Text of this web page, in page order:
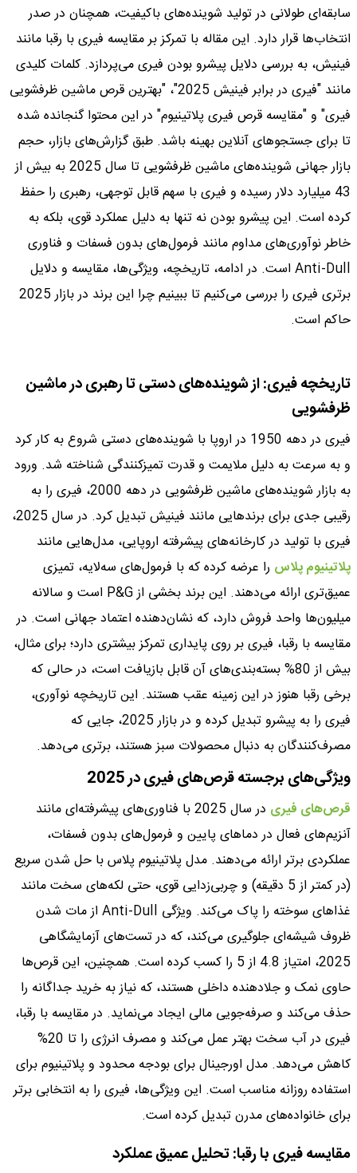
سابقه‌ای طولانی در تولید شوینده‌های باکیفیت، همچنان در صدر
انتخاب‌ها قرار دارد. این مقاله با تمرکز بر مقایسه فیری با رقبا مانند
فینیش، به بررسی دلایل پیشرو بودن فیری می‌پردازد. کلمات کلیدی
مانند "فیری در برابر فینیش 2025"، "بهترین قرص ماشین ظرفشویی
فیری" و "مقایسه قرص فیری پلاتینیوم" در این محتوا گنجانده شده
تا برای جستجوهای آنلاین بهینه باشد. طبق گزارش‌های بازار، حجم
بازار جهانی شوینده‌های ماشین ظرفشویی تا سال 2025 به بیش از
43 میلیارد دلار رسیده و فیری با سهم قابل توجهی، رهبری را حفظ
کرده است. این پیشرو بودن نه تنها به دلیل عملکرد قوی، بلکه به
خاطر نوآوری‌های مداوم مانند فرمول‌های بدون فسفات و فناوری
Anti-Dull است. در ادامه، تاریخچه، ویژگی‌ها، مقایسه و دلایل
برتری فیری را بررسی می‌کنیم تا ببینیم چرا این برند در بازار 2025
حاکم است.
تاریخچه فیری: از شوینده‌های دستی تا رهبری در ماشین
ظرفشویی
فیری در دهه 1950 در اروپا با شوینده‌های دستی شروع به کار کرد
و به سرعت به دلیل ملایمت و قدرت تمیزکنندگی شناخته شد. ورود
به بازار شوینده‌های ماشین ظرفشویی در دهه 2000، فیری را به
رقیبی جدی برای برندهایی مانند فینیش تبدیل کرد. در سال 2025،
فیری با تولید در کارخانه‌های پیشرفته اروپایی، مدل‌هایی مانند
پلاتینیوم پلاس را عرضه کرده که با فرمول‌های سه‌لایه، تمیزی
عمیق‌تری ارائه می‌دهند. این برند بخشی از P&G است و سالانه
میلیون‌ها واحد فروش دارد، که نشان‌دهنده اعتماد جهانی است. در
مقایسه با رقبا، فیری بر روی پایداری تمرکز بیشتری دارد؛ برای مثال،
بیش از 80% بسته‌بندی‌های آن قابل بازیافت است، در حالی که
برخی رقبا هنوز در این زمینه عقب هستند. این تاریخچه نوآوری،
فیری را به پیشرو تبدیل کرده و در بازار 2025، جایی که
مصرف‌کنندگان به دنبال محصولات سبز هستند، برتری می‌دهد.
ویژگی‌های برجسته قرص‌های فیری در 2025
قرص‌های فیری
در سال 2025 با فناوری‌های پیشرفته‌ای مانند
آنزیم‌های فعال در دماهای پایین و فرمول‌های بدون فسفات،
عملکردی برتر ارائه می‌دهند. مدل پلاتینیوم پلاس با حل شدن سریع
(در کمتر از 5 دقیقه) و چربی‌زدایی قوی، حتی لکه‌های سخت مانند
غذاهای سوخته را پاک می‌کند. ویژگی Anti-Dull از مات شدن
ظروف شیشه‌ای جلوگیری می‌کند، که در تست‌های آزمایشگاهی
2025، امتیاز 4.8 از 5 را کسب کرده است. همچنین، این قرص‌ها
حاوی نمک و جلادهنده داخلی هستند، که نیاز به خرید جداگانه را
حذف می‌کند و صرفه‌جویی مالی ایجاد می‌نماید. در مقایسه با رقبا،
فیری در آب سخت بهتر عمل می‌کند و مصرف انرژی را تا 20%
کاهش می‌دهد. مدل اورجینال برای بودجه محدود و پلاتینیوم برای
استفاده روزانه مناسب است. این ویژگی‌ها، فیری را به انتخابی برتر
برای خانواده‌های مدرن تبدیل کرده است.
مقایسه فیری با رقبا: تحلیل عمیق عملکرد